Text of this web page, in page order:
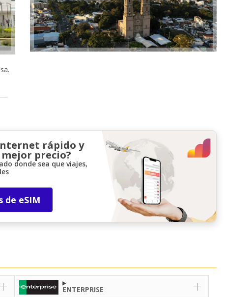
rápido y
precio?
donde sea que viajes,
de eSIM
ENTERPRISE